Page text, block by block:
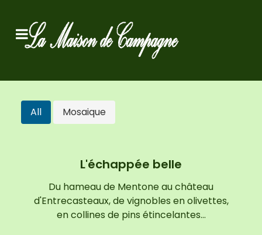
All Mosaique
L'échappée belle
Du hameau de Mentone au château
d'Entrecasteaux, de vignobles en olivettes,
en collines de pins étincelantes…